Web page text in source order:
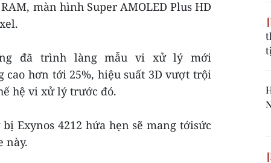
màn hình Super AMOLED Plus HD
đã trình làng mẫu vi xử lý mới
cao hơn tới 25%, hiệu suất 3D vượt trội
hệ vi xử lý trước đó.
Exynos 4212 hứa hẹn sẽ mang tớisức
này.